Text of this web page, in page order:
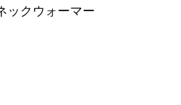
ックウォーマー